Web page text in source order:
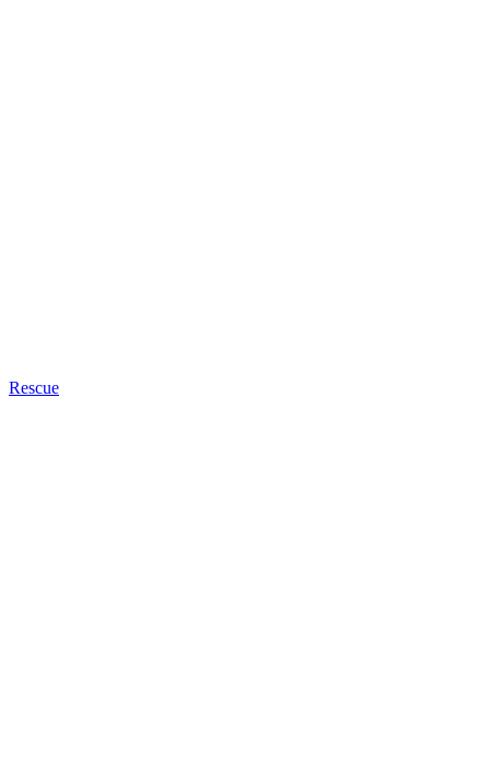
Rescue